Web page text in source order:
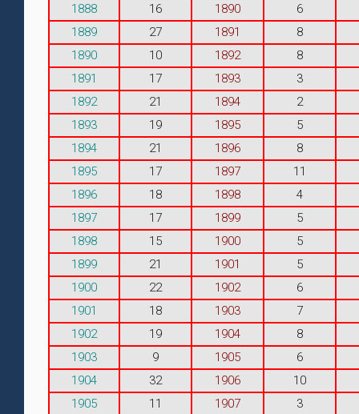
1888
16 1890
6
1889
27 1891
8
1890
10 1892
8
1891
17 1893
3
1892
21 1894
2
1893
19 1895
5
1894
21 1896
8
1895
17 1897
11
1896
18 1898
4
1897
17 1899
5
1898
15 1900
5
1899
21 1901
5
1900
22 1902
6
1901
18 1903
7
1902
19 1904
8
1903
9 1905
6
1904
32 1906
10
1905
11 1907
3